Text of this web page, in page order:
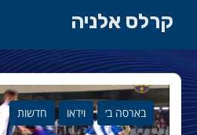
קרלס אלניה
בארסה ב׳ וידאו חדשות